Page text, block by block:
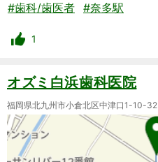
#歯科/歯医者 #奈多駅
1
オズミ白浜歯科医院
福岡県北九州市小倉北区中津口1-10-32